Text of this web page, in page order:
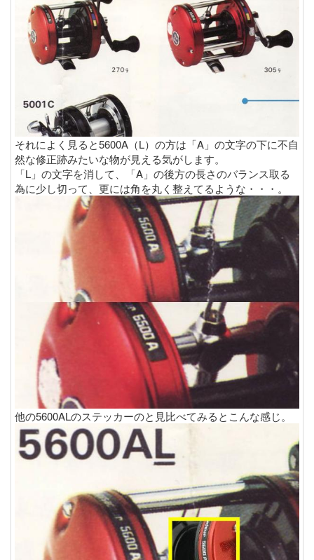
それによく見ると5600A（L）の方は「A」の文字の下に不自
然な修正跡みたいな物が見える気がします。
「L」の文字を消して、「A」の後方の長さのバランス取る
為に少し切って、更には角を丸く整えてるような・・・。
他の5600ALのステッカーのと見比べてみるとこんな感じ。